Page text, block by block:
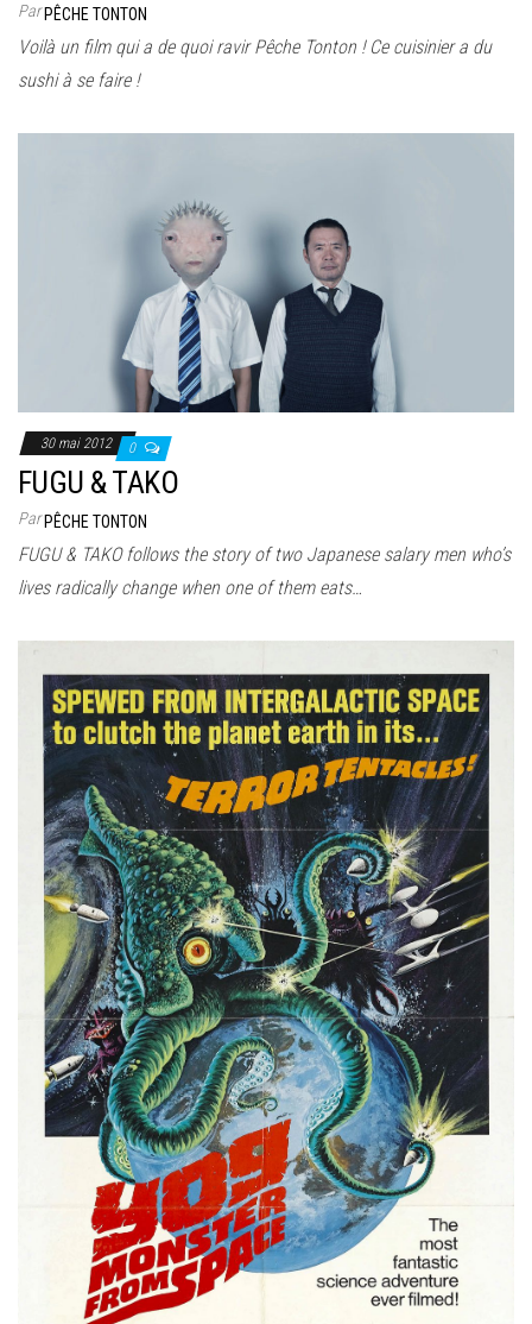
ParPÊCHE TONTON
Voilà un film qui a de quoi ravir Pêche Tonton ! Ce cuisinier a du
sushi à se faire !
30 mai 2012 0
FUGU & TAKO
ParPÊCHE TONTON
FUGU & TAKO follows the story of two Japanese salary men who’s
lives radically change when one of them eats…